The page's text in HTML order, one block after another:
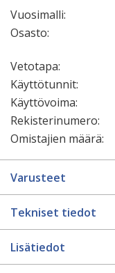
Vuosimalli:
Osasto:
Vetotapa:
Käyttötunnit:
Käyttövoima:
Rekisterinumero:
Omistajien määrä:
Varusteet
Tekniset tiedot
Lisätiedot